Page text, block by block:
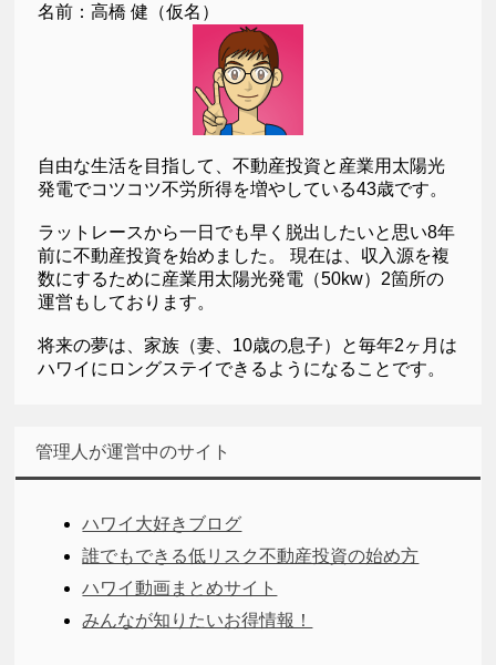
名前：高橋 健（仮名）
自由な生活を目指して、不動産投資と産業用太陽光
発電でコツコツ不労所得を増やしている43歳です。
ラットレースから一日でも早く脱出したいと思い8年
前に不動産投資を始めました。 現在は、収入源を複
数にするために産業用太陽光発電（50kw）2箇所の
運営もしております。
将来の夢は、家族（妻、10歳の息子）と毎年2ヶ月は
ハワイにロングステイできるようになることです。
管理人が運営中のサイト
ハワイ大好きブログ
誰でもできる低リスク不動産投資の始め方
ハワイ動画まとめサイト
みんなが知りたいお得情報！